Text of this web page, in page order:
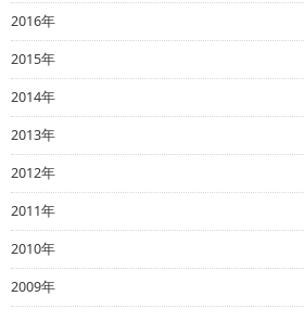
2016年
2015年
2014年
2013年
2012年
2011年
2010年
2009年